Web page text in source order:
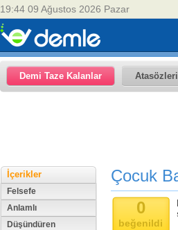
19:44 09 Ağustos 2026 Pazar
Demi Taze Kalanlar Atasözleri
İçerikler
Felsefe
Anlamlı
Düşündüren
Çocuk
0
beğenildi